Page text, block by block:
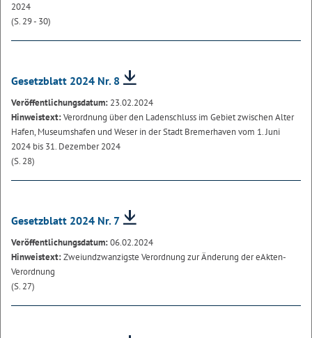
2024
(S. 29 - 30)
Gesetzblatt 2024 Nr. 8
Veröffentlichungsdatum: 23.02.2024
Hinweistext:Verordnung über den Ladenschluss im Gebiet zwischen Alter
Hafen, Museumshafen und Weser in der Stadt Bremerhaven vom 1. Juni
2024 bis 31. Dezember 2024
(S. 28)
Gesetzblatt 2024 Nr. 7
Veröffentlichungsdatum:06.02.2024
Hinweistext:Zweiundzwanzigste Verordnung zur Änderung der eAkten-
Verordnung
(S. 27)